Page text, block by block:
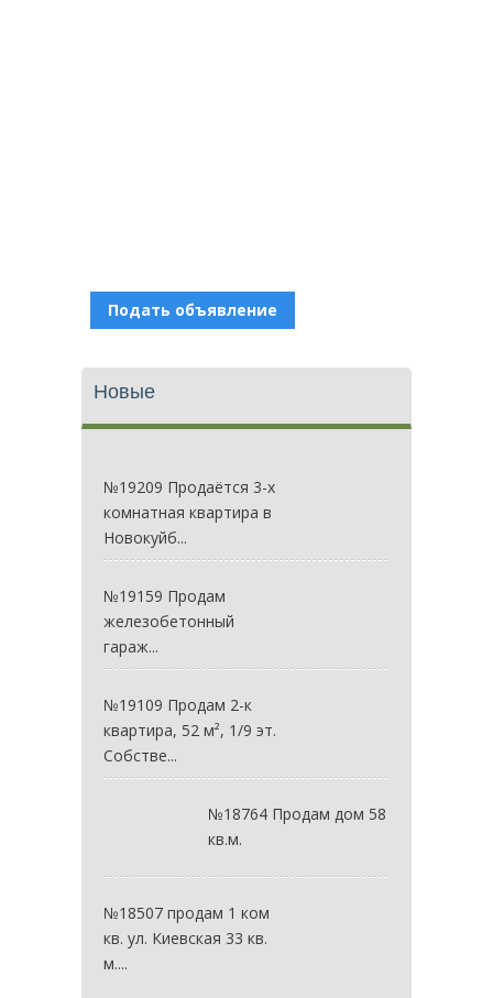
Подать объявление
Новые
№19209 Продаётся 3-х
комнатная квартира в
Новокуйб...
№19159 Продам
железобетонный
гараж...
№19109 Продам 2-к
квартира, 52 м², 1/9 эт.
Собстве...
№18764 Продам дом 58
кв.м.
№18507 продам 1 ком
кв. ул. Киевская 33 кв.
м....